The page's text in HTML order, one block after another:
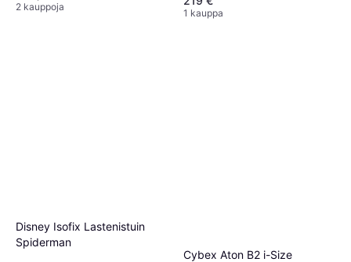
päällinen
2 kauppoja
1 kauppa
Disney Isofix Lastenistuin
Spiderman
Cybex Aton B2 i-Size